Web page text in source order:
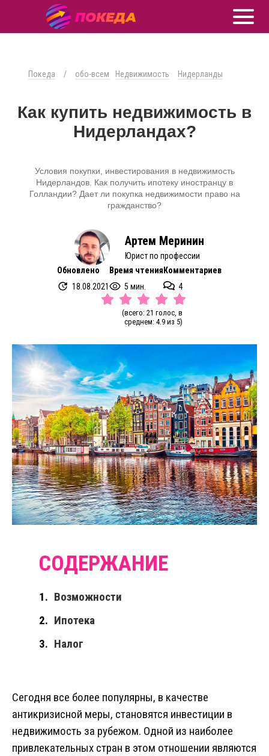
Покеда / обо-всем Недвижимость Нидерланды
Как купить недвижимость в
Нидерландах?
Условия покупки, инвестирования в недвижимость
Нидерландов. Как получить ипотеку иностранцу в
Голландии? Дает ли покупка недвижимости право на
гражданство?
Артем Меринин
Юрист по профессии
Обновлено
18.08.2021
Время чтения
5 мин.
Комментариев
4
(всего: 21 голос, в
среднем: 4.9 из 5)
Возможности
Ипотека
Налог
Сегодня все более популярны, в качестве
антикризисной меры, становятся инвестиции в
недвижимость за рубежом. Одной из наиболее
привлекательных стран в этом отношении являются